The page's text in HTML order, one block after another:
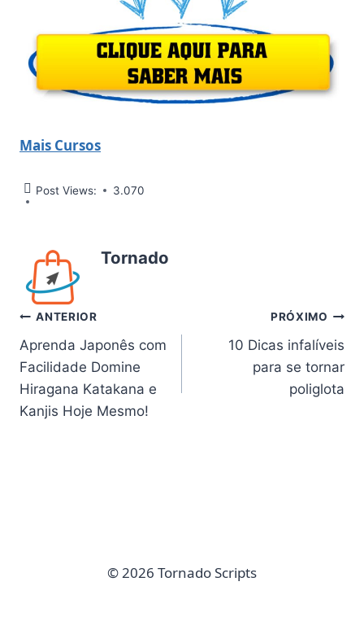
Mais Cursos
Post Views: 3.070
Tornado
Navegação
de
Post
ANTERIOR
Aprenda Japonês com
Facilidade Domine
Hiragana Katakana e
Kanjis Hoje Mesmo!
PRÓXIMO
10 Dicas infalíveis
para se tornar
poliglota
© 2026 Tornado Scripts